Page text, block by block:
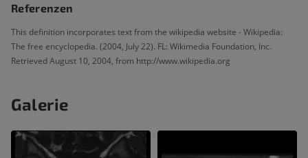
Referenzen
This definition incorporates text from the wikipedia website - Wikipedia:
The free encyclopedia. (2004, July 22). FL: Wikimedia Foundation, Inc.
Retrieved August 10, 2004, from http://www.wikipedia.org
Galerie